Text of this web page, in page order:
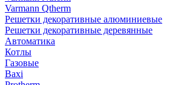
Varmann Qtherm
Решетки декоративные алюминиевые
Решетки декоративные деревянные
Автоматика
Котлы
Газовые
Baxi